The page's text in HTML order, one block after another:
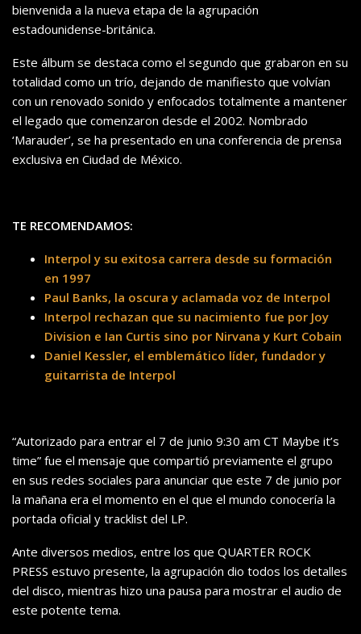
bienvenida a la nueva etapa de la agrupación
estadounidense-británica.
Este álbum se destaca como el segundo que grabaron en su
totalidad como un trío, dejando de manifiesto que volvían
con un renovado sonido y enfocados totalmente a mantener
el legado que comenzaron desde el 2002. Nombrado
‘Marauder’, se ha presentado en una conferencia de prensa
exclusiva en Ciudad de México.
TE RECOMENDAMOS:
Interpol y su exitosa carrera desde su formación
en 1997
Paul Banks, la oscura y aclamada voz de Interpol
Interpol rechazan que su nacimiento fue por Joy
Division e Ian Curtis sino por Nirvana y Kurt Cobain
Daniel Kessler, el emblemático líder, fundador y
guitarrista de Interpol
“Autorizado para entrar el 7 de junio 9:30 am CT Maybe it’s
time” fue el mensaje que compartió previamente el grupo
en sus redes sociales para anunciar que este 7 de junio por
la mañana era el momento en el que el mundo conocería la
portada oficial y tracklist del LP.
Ante diversos medios, entre los que QUARTER ROCK
PRESS estuvo presente, la agrupación dio todos los detalles
del disco, mientras hizo una pausa para mostrar el audio de
este potente tema.